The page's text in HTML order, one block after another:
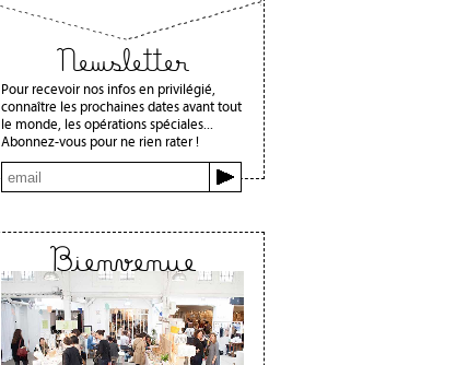
Newsletter
Pour recevoir nos infos en privilégié,
connaître les prochaines dates avant tout
le monde, les opérations spéciales...
Abonnez-vous pour ne rien rater !
Bienvenue